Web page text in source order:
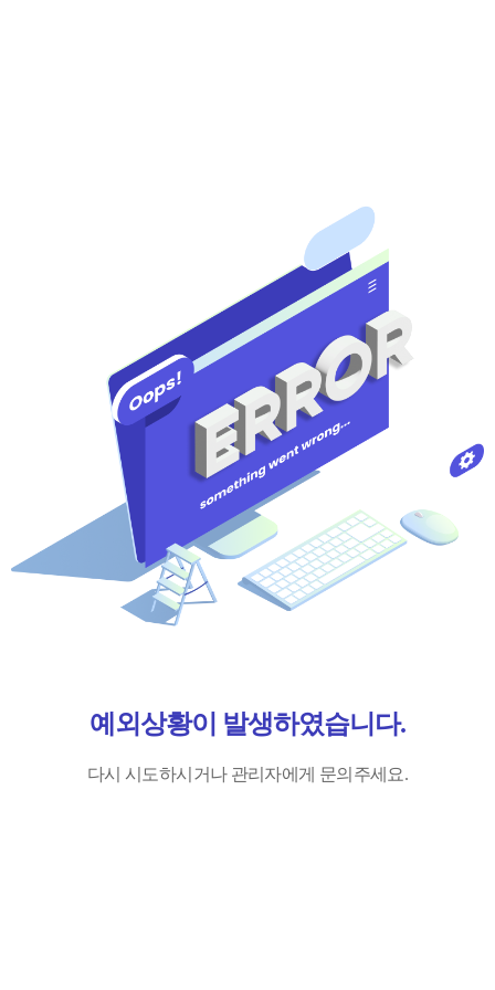
예외상황이 발생하였습니다.
다시 시도하시거나 관리자에게 문의주세요.